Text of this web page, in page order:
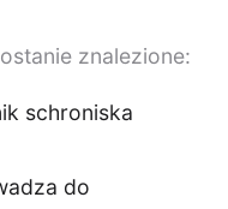
znalezione:
schroniska
do